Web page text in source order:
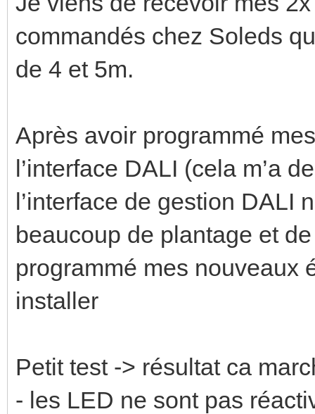
commandés chez Soleds
de 4 et 5m.
Après avoir programmé
l’interface DALI (cela m’a
l’interface de gestion DALI
beaucoup de plantage et
programmé mes nouveaux
installer
Petit test -> résultat ca
- les LED ne sont pas